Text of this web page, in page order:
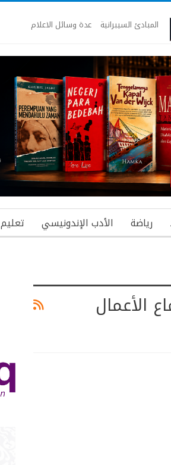
المبادئ السيبرانية عدة وسائل الاعلام
رياضة الأدب الإندونيسي تعليم
الأعمال